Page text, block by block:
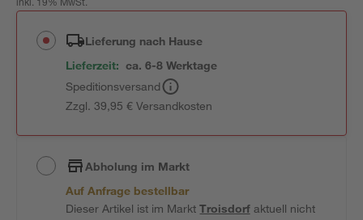
inkl. 19% MwSt.
Lieferung nach Hause
Lieferzeit: ca. 6-8 Werktage
Speditionsversand
Zzgl. 39,95 € Versandkosten
Abholung im Markt
Auf Anfrage bestellbar
Dieser Artikel ist im MarktTroisdorfaktuell nicht